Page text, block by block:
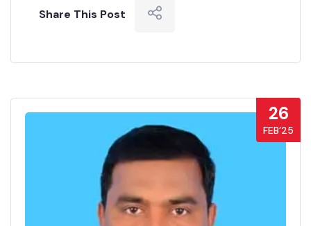
Share This Post
26
FEB’25